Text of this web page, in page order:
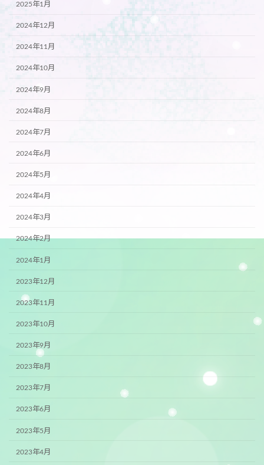
2025年1月
2024年12月
2024年11月
2024年10月
2024年9月
2024年8月
2024年7月
2024年6月
2024年5月
2024年4月
2024年3月
2024年2月
2024年1月
2023年12月
2023年11月
2023年10月
2023年9月
2023年8月
2023年7月
2023年6月
2023年5月
2023年4月